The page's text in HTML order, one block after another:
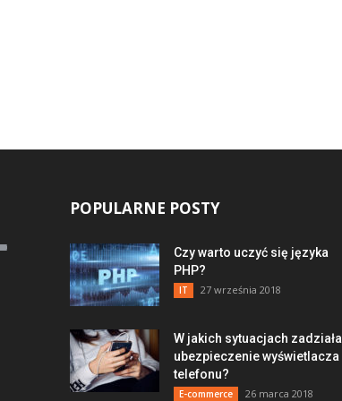
POPULARNE POSTY
Czy warto uczyć się języka
PHP?
IT 27 września 2018
W jakich sytuacjach zadziała
ubezpieczenie wyświetlacza
telefonu?
E-commerce 26 marca 2018